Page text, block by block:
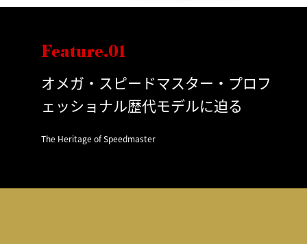
Feature.01
オメガ・スピードマスター・プロフ
ェッショナル歴代モデルに迫る
The Heritage of Speedmaster